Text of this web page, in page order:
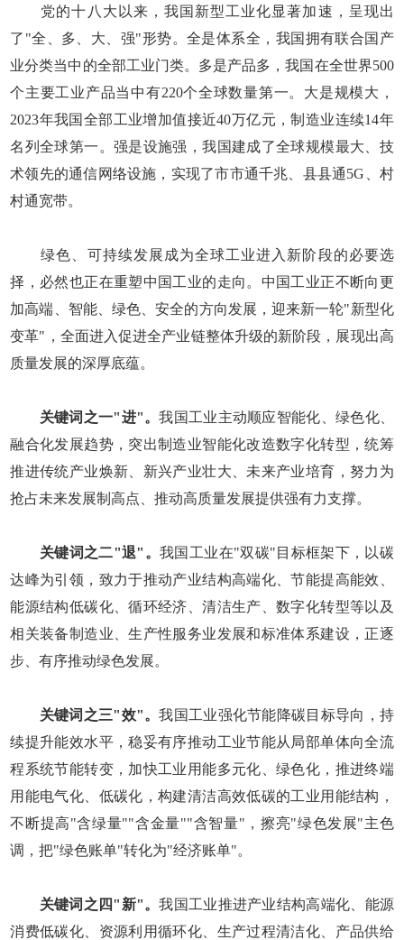
党的十八大以来，我国新型工业化显著加速，呈现出
了"全、多、大、强"形势。全是体系全，我国拥有联合国产
业分类当中的全部工业门类。多是产品多，我国在全世界500
个主要工业产品当中有220个全球数量第一。大是规模大，
2023年我国全部工业增加值接近40万亿元，制造业连续14年
名列全球第一。强是设施强，我国建成了全球规模最大、技
术领先的通信网络设施，实现了市市通千兆、县县通5G、村
村通宽带。
绿色、可持续发展成为全球工业进入新阶段的必要选
择，必然也正在重塑中国工业的走向。中国工业正不断向更
加高端、智能、绿色、安全的方向发展，迎来新一轮"新型化
变革"，全面进入促进全产业链整体升级的新阶段，展现出高
质量发展的深厚底蕴。
关键词之一"进"。我国工业主动顺应智能化、绿色化、
融合化发展趋势，突出制造业智能化改造数字化转型，统筹
推进传统产业焕新、新兴产业壮大、未来产业培育，努力为
抢占未来发展制高点、推动高质量发展提供强有力支撑。
关键词之二"退"。我国工业在"双碳"目标框架下，以碳
达峰为引领，致力于推动产业结构高端化、节能提高能效、
能源结构低碳化、循环经济、清洁生产、数字化转型等以及
相关装备制造业、生产性服务业发展和标准体系建设，正逐
步、有序推动绿色发展。
关键词之三"效"。我国工业强化节能降碳目标导向，持
续提升能效水平，稳妥有序推动工业节能从局部单体向全流
程系统节能转变，加快工业用能多元化、绿色化，推进终端
用能电气化、低碳化，构建清洁高效低碳的工业用能结构，
不断提高"含绿量""含金量""含智量"，擦亮"绿色发展"主色
调，把"绿色账单"转化为"经济账单"。
关键词之四"新"。我国工业推进产业结构高端化、能源
消费低碳化、资源利用循环化、生产过程清洁化、产品供给